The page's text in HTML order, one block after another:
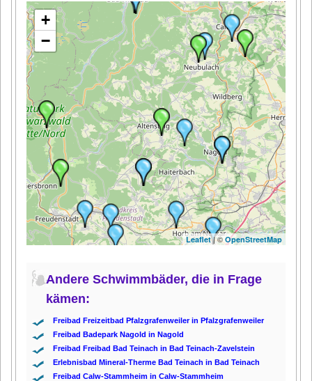
+
−
Leaflet| ©OpenStreetMap
Andere Schwimmbäder, die in Frage
kämen:
Freibad Freizeitbad Pfalzgrafenweiler in Pfalzgrafenweiler
Freibad Badepark Nagold in Nagold
Freibad Freibad Bad Teinach in Bad Teinach-Zavelstein
Erlebnisbad Mineral-Therme Bad Teinach in Bad Teinach
Freibad Calw-Stammheim in Calw-Stammheim